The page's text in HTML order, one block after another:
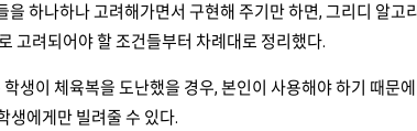
을 하나하나 고려해가면서 구현해 주기만 하면, 그리디 알
고려되어야 할 조건들부터 차례대로 정리했다.
생이 체육복을 도난했을 경우, 본인이 사용해야 하기 때문
생에게만 빌려줄 수 있다.